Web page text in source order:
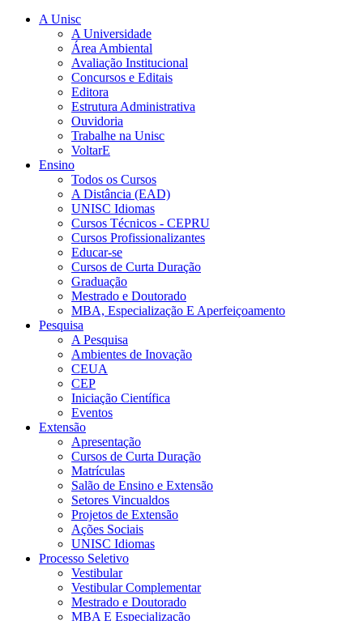
A Unisc
A Universidade
Área Ambiental
Avaliação Institucional
Concursos e Editais
Editora
Estrutura Administrativa
Ouvidoria
Trabalhe na Unisc
VoltarE
Ensino
Todos os Cursos
A Distância (EAD)
UNISC Idiomas
Cursos Técnicos - CEPRU
Cursos Profissionalizantes
Educar-se
Cursos de Curta Duração
Graduação
Mestrado e Doutorado
MBA, Especialização E Aperfeiçoamento
Pesquisa
A Pesquisa
Ambientes de Inovação
CEUA
CEP
Iniciação Científica
Eventos
Extensão
Apresentação
Cursos de Curta Duração
Matrículas
Salão de Ensino e Extensão
Setores Vincualdos
Projetos de Extensão
Ações Sociais
UNISC Idiomas
Processo Seletivo
Vestibular
Vestibular Complementar
Mestrado e Doutorado
MBA E Especialização